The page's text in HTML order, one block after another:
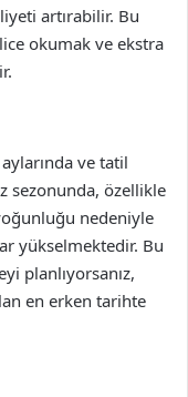
artırabilir. Bu
okumak ve ekstra
ve tatil
sezonunda, özellikle
nedeniyle
yükselmektedir. Bu
planlıyorsanız,
en erken tarihte